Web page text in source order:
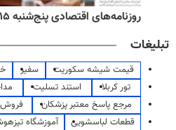
روزنامه‌های اقتصادی پنج‌شنبه ۱۵ مرداد ۱۴۰۵
تبلیغات
قیمت شیشه سکوریت سفیر
تور کربلا
استند تسلیت
مرجع پاسخ معتبر پزشکان
فروش
قطعات لباسشویی
آموزشگاه